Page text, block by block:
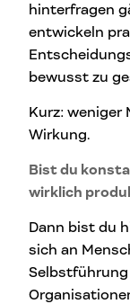
hinterfragen
entwickeln
bewusst zu
Kurz: weniger
Wirkung.
Bist du
wirklich
Dann bist du
sich an